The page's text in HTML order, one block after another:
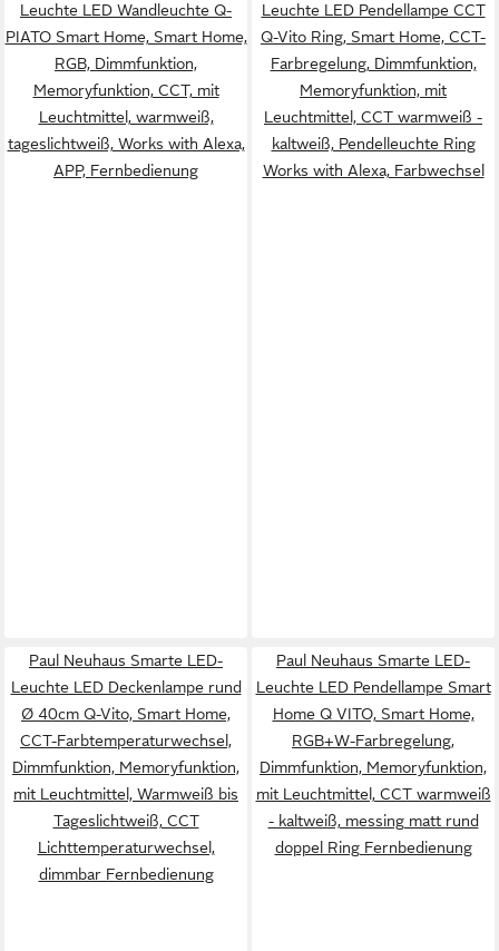
Leuchte LED Wandleuchte Q-
PIATO Smart Home, Smart Home,
RGB, Dimmfunktion,
Memoryfunktion, CCT, mit
Leuchtmittel, warmweiß,
tageslichtweiß, Works with Alexa,
APP, Fernbedienung
Leuchte LED Pendellampe CCT
Q-Vito Ring, Smart Home, CCT-
Farbregelung, Dimmfunktion,
Memoryfunktion, mit
Leuchtmittel, CCT warmweiß -
kaltweiß, Pendelleuchte Ring
Works with Alexa, Farbwechsel
Paul Neuhaus Smarte LED-
Leuchte LED Deckenlampe rund
Ø 40cm Q-Vito, Smart Home,
CCT-Farbtemperaturwechsel,
Dimmfunktion, Memoryfunktion,
mit Leuchtmittel, Warmweiß bis
Tageslichtweiß, CCT
Lichttemperaturwechsel,
dimmbar Fernbedienung
Paul Neuhaus Smarte LED-
Leuchte LED Pendellampe Smart
Home Q VITO, Smart Home,
RGB+W-Farbregelung,
Dimmfunktion, Memoryfunktion,
mit Leuchtmittel, CCT warmweiß
- kaltweiß, messing matt rund
doppel Ring Fernbedienung